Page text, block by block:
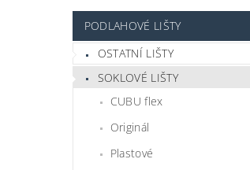
PODLAHOVÉ LIŠTY
OSTATNÍ LIŠTY
SOKLOVÉ LIŠTY
CUBU flex
Originál
Plastové